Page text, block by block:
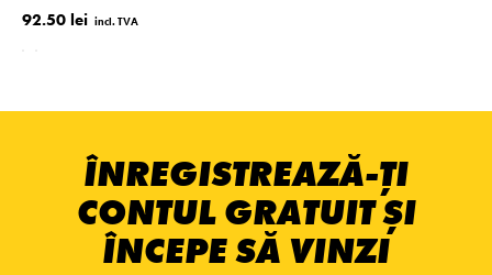
92.50 lei
ÎNREGISTREAZĂ-ȚI
CONTUL GRATUIT ȘI
ÎNCEPE SĂ VINZI